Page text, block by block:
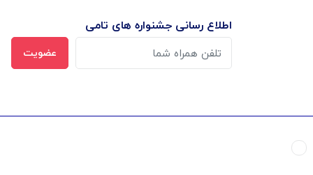
اطلاع رسانی جشنواره های تامی
عضویت